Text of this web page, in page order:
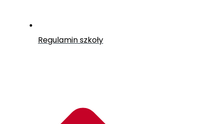
Regulamin szkoły